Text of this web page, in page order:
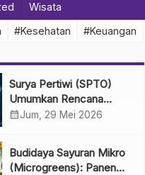
Wisata
#Kesehatan #Keuangan
Surya Pertiwi (SPTO)
Umumkan Rencana
RUPS Tahunan Juni 2026,
Penguru
calendar_monthJum, 29 Mei 2026
Budidaya Sayuran Mikro
(Microgreens): Panen